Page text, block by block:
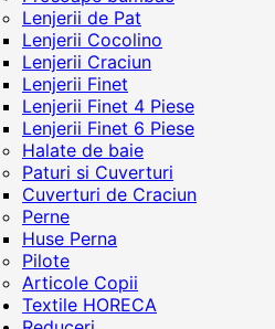
Lenjerii de Pat
Lenjerii Cocolino
Lenjerii Craciun
Lenjerii Finet
Lenjerii Finet 4 Piese
Lenjerii Finet 6 Piese
Halate de baie
Paturi si Cuverturi
Cuverturi de Craciun
Perne
Huse Perna
Pilote
Articole Copii
Textile HORECA